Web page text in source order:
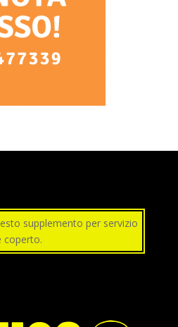
supplemento per servizio
coperto.